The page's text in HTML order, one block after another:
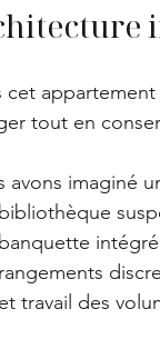
cet
tout en
avons imaginé
bibliothèque
banquette
rangements
et travail des